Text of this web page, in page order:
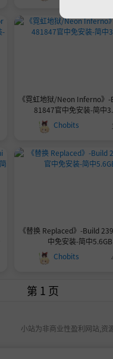
《霓虹地狱/Neon Inferno》
81847官中免安装-简中
Chobits
《替换 Replaced》-Build
中免安装-简中5.6GB
Chobits
小站为非商业性盈利网站,资